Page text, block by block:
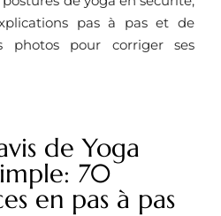
pas à pas et de
photos pour corriger ses
de Yoga
70
en pas à pas